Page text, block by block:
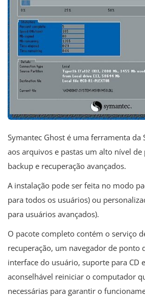
Symantec Ghost é uma ferramenta da
aos arquivos e pastas um alto nível de
backup e recuperação avançados.
A instalação pode ser feita no modo
para todos os usuários) ou
para usuários avançados).
O pacote completo contém o serviço
recuperação, um navegador de ponto
interface do usuário, suporte para CD
aconselhável reiniciar o computador
necessárias para garantir o